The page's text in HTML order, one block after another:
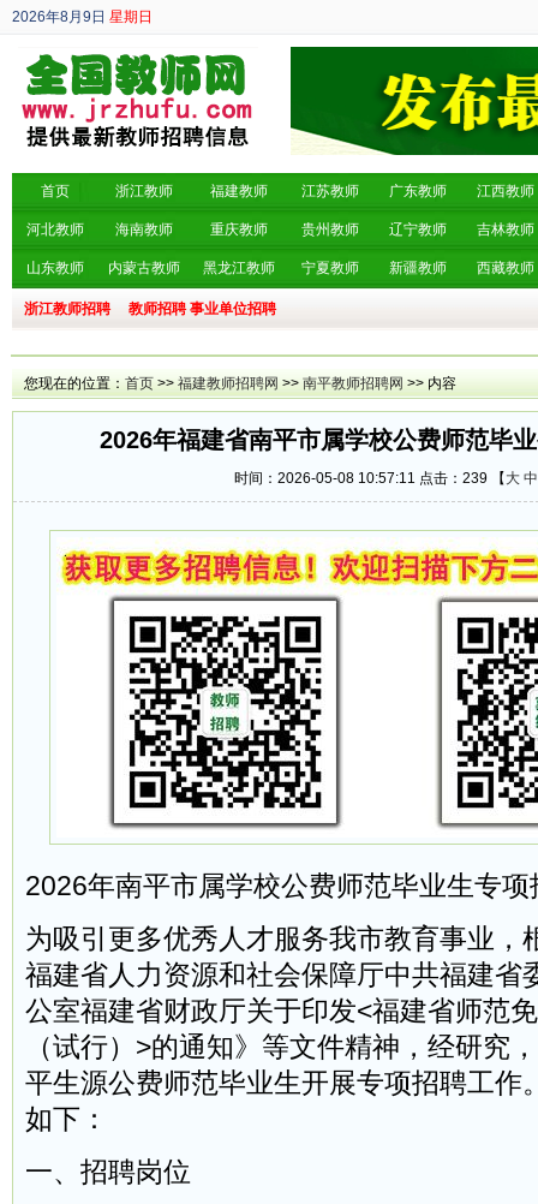
2026年8月9日 星期日
丙午年 六月廿七
首页 浙江教师 福建教师 江苏教师 广东教师 江西教师
河北教师 海南教师 重庆教师 贵州教师 辽宁教师 吉林教师
山东教师 内蒙古教师 黑龙江教师 宁夏教师 新疆教师 西藏教师
浙江教师招聘 教师招聘 事业单位招聘
您现在的位置： 首页 >> 福建教师招聘网 >> 南平教师招聘网 >> 内容
2026年福建省南平市属学校公费师范毕
时间：2026-05-08 10:57:11 点击： 239 【 大 中
2026年南平市属学校公费师范毕业生专项
为吸引更多优秀人才服务我市教育事业，
福建省人力资源和社会保障厅中共福建省
公室福建省财政厅关于印发<福建省师范
（试行）>的通知》等文件精神，经研究
平生源公费师范毕业生开展专项招聘工作
如下：
一、招聘岗位